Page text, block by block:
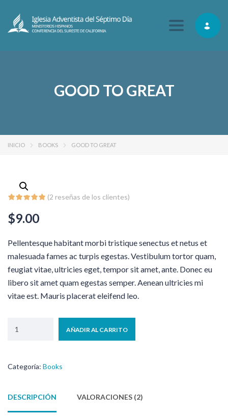
Toggle
GOOD TO GREAT
INICIO BOOKS GOOD TO GREAT
(2 reseñas de los clientes)
$9.00
Pellentesque habitant morbi tristique senectus et netus et
malesuada fames ac turpis egestas. Vestibulum tortor quam,
feugiat vitae, ultricies eget, tempor sit amet, ante. Donec eu
libero sit amet quam egestas semper. Aenean ultricies mi
vitae est. Mauris placerat eleifend leo.
AÑADIR AL CARRITO
Categoría: Books
DESCRIPCIÓN VALORACIONES (2)